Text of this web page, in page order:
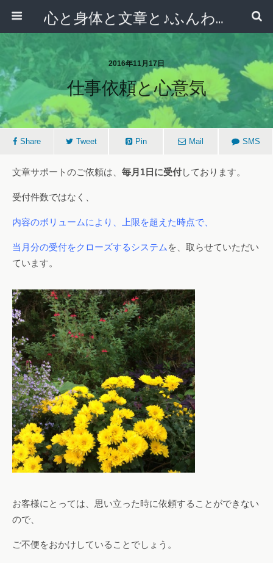
心と身体と文章と♪ふんわりシンプルライフ講座 【西宮・宝塚】
2016年11月17日
仕事依頼と心意気
Share Tweet Pin Mail SMS
文章サポートのご依頼は、 毎月1日に受付しております。
受付件数ではなく、
内容のボリュームにより、上限を超えた時点で、
当月分の受付をクローズするシステム を、取らせていただい
ています。
お客様にとっては、思い立った時に依頼することができない
ので、
ご不便をおかけしていることでしょう。